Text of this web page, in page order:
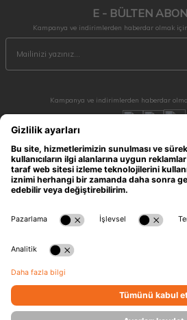
E - BÜLTEN
Kampanya ve indirimlerden haberdar olmak
Kampanya ve indirimlerden haberdar
MÜŞTERİ
Hafta içi 09:30 - 18:30 / Hafta sonu 10:00 - 17:00
siparişleriniz için
ÖNEMLİ BİLGİLER
HIZLI ERİŞİM
KATEGORİLER
İLETİŞİM